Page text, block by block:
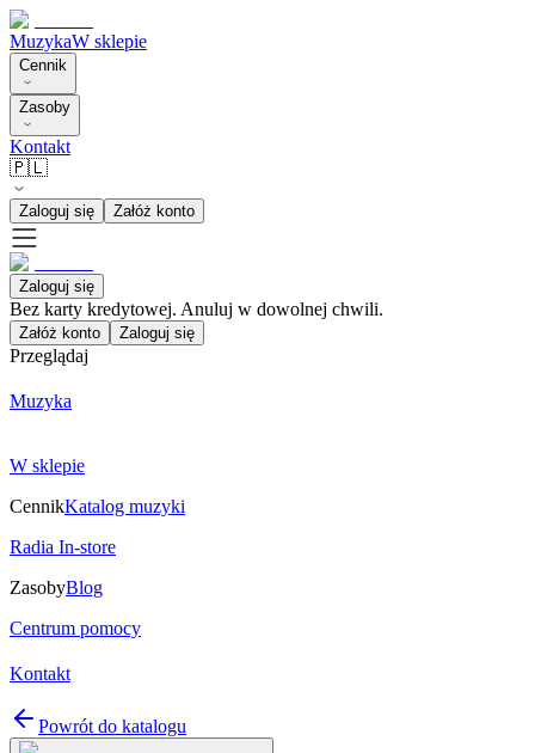
MuzykaW sklepie
Cennik
Zasoby
Kontakt
🇵🇱
Zaloguj się Załóż konto
Zaloguj się
Bez karty kredytowej. Anuluj w dowolnej chwili.
Załóż konto Zaloguj się
Przeglądaj
Muzyka
W sklepie
CennikKatalog muzyki
Radia In-store
ZasobyBlog
Centrum pomocy
Kontakt
Powrót do katalogu